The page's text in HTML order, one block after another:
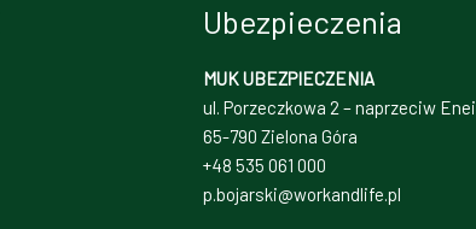
Ubezpieczenia
MUK UBEZPIECZENIA
ul. Porzeczkowa 2 – naprzeciw Enei
65-790 Zielona Góra
+48 535 061 000
p.bojarski@workandlife.pl